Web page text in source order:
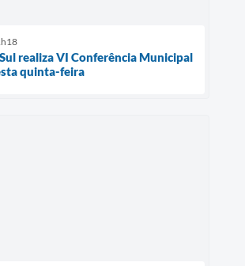
realiza VI Conferência Municipal
quinta-feira